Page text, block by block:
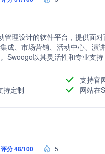
管理设计的软件平台，提供面
成、市场营销、活动中心、演
Swoogo以其灵活性和专业支
支持官
持定制
网站在
评分 48/100 5